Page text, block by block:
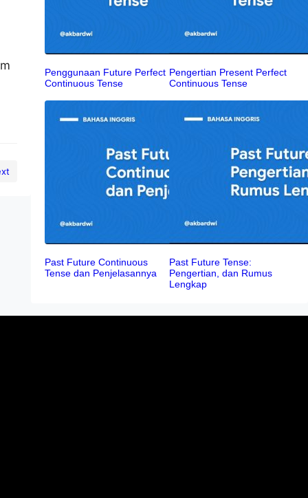
Penggunaan Future Perfect
Continuous Tense
Pengertian Present Perfect
Continuous Tense
Past Future Continuous
Tense dan Penjelasannya
Past Future Tense:
Pengertian, dan Rumus
Lengkap